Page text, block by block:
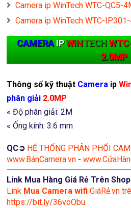
Camera ip WinTech WTC-QC5-
Camera ip WinTech WTC-
CAMERAIPWINTECH
2.0MP
Thông số kỹ thuật Camera ip
phân giải 2.0MP
« Độ phân giải: 2M
« Ống kính: 3.6 mm
QC➲ HỆ THỐNG PHÂN PHỐI
www.BánCamera.vn -
Link Mua Hàng Giá Rẻ Trên
Link Mua Camera wifiGiáRẻ.vn
https://bit.ly/36voObu